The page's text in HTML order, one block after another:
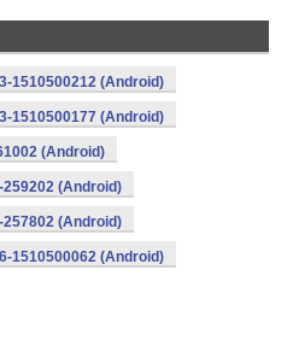
1510500212 (Android)
1510500177 (Android)
(Android)
259202 (Android)
257802 (Android)
1510500062 (Android)